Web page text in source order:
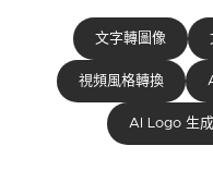
文字轉圖像
視頻風格轉換
AI Logo 生